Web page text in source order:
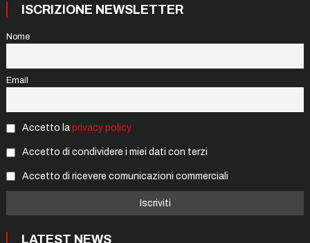
ISCRIZIONE NEWSLETTER
Nome
Email
Accetto la privacy policy
Accetto di condividere i miei dati con terzi
Accetto di ricevere comunicazioni commerciali
LATEST NEWS